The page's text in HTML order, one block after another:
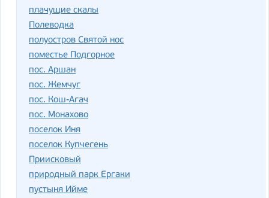
плачущие скалы
Полеводка
полуостров Святой нос
поместье Подгорное
пос. Аршан
пос. Жемчуг
пос. Кош-Агач
пос. Монахово
поселок Иня
поселок Купчегень
Приисковый
природный парк Ергаки
пустыня Ийме